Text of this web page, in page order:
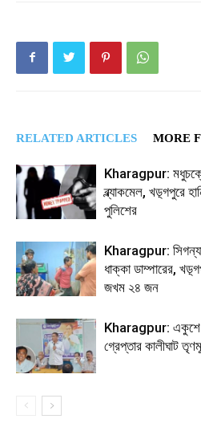
RELATED ARTICLES MORE
Kharagpur:
ব্ল্যাকমেল, খড়্গপুরে
পুলিশের
Kharagpur:
ধাক্কা ডাম্পারের,
জখম ২৪ জন
Kharagpur: একুশে
গ্রেপ্তার কালীঘাট